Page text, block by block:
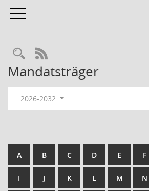
Toggle navigation
RSS-Feed
Mandatsträger
2026-2032
A B C D E F
I J K L M N